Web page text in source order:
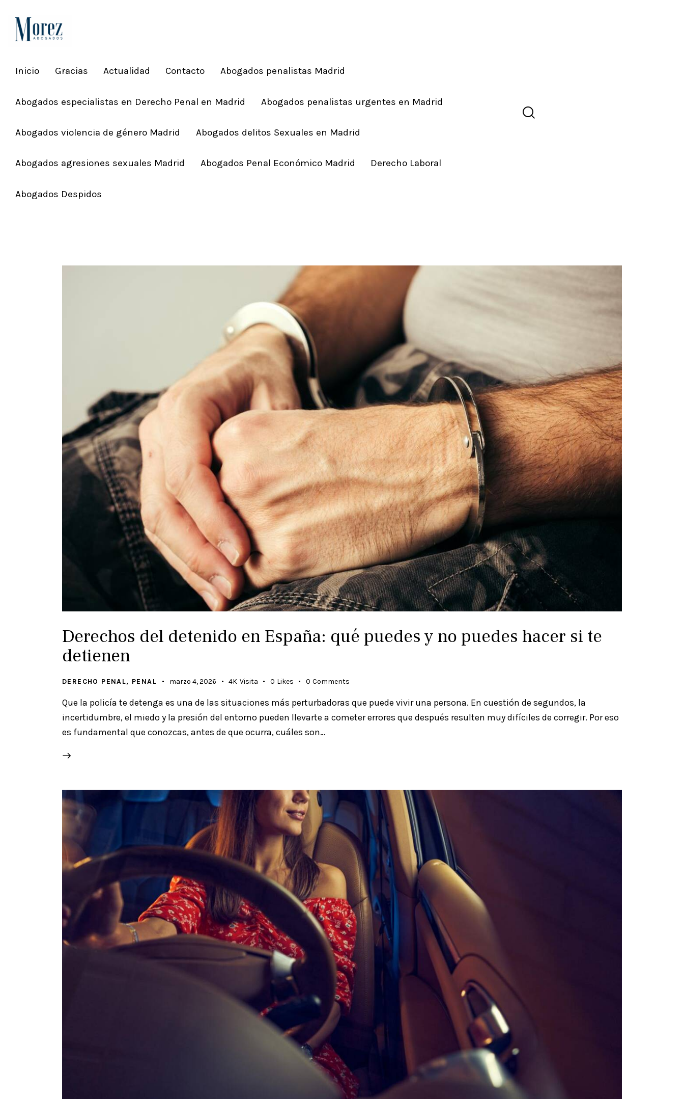
Inicio Gracias Actualidad Contacto Abogados penalistas Madrid
Abogados especialistas en Derecho Penal en Madrid Abogados penalistas urgentes en Madrid
Abogados violencia de género Madrid Abogados delitos Sexuales en Madrid
Abogados agresiones sexuales Madrid Abogados Penal Económico Madrid Derecho Laboral
Abogados Despidos
Derechos del detenido en España: qué puedes y no puedes hacer si te
detienen
DERECHO PENAL, PENAL marzo 4, 2026 4K Visita 0 Likes 0 Comments
Que la policía te detenga es una de las situaciones más perturbadoras que puede vivir una persona. En cuestión de segundos, la
incertidumbre, el miedo y la presión del entorno pueden llevarte a cometer errores que después resulten muy difíciles de corregir. Por eso
es fundamental que conozcas, antes de que ocurra, cuáles son…